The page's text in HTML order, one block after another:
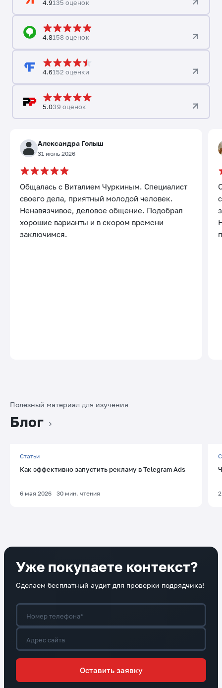
4.9135 оценок
4.8158 оценок
4.6152 оценки
5.039 оценок
Александра Голыш
31 июль 2026
Общалась с Виталием Чуркиным. Специалист
своего дела, приятный молодой человек.
Ненавязчивое, деловое общение. Подобрал
хорошие варианты и в скором времени
заключимся.
Полезный материал для изучения
Блог
Статьи
Как эффективно запустить рекламу в Telegram Ads
6 мая 2026 30 мин. чтения
Уже покупаете контекст?
Сделаем бесплатный аудит для проверки подрядчика!
Номер телефона*
Адрес сайта
Оставить заявку